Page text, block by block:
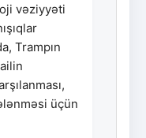
vəziyyəti
Trampın
üçün